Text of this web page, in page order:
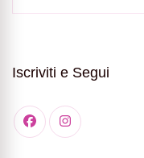
Iscriviti e Segui